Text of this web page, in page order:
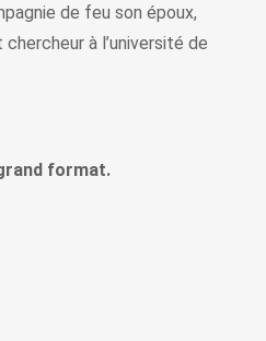
de feu son époux,
à l’université de
format.